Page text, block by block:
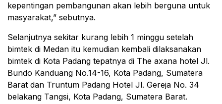
kepentingan pembangunan akan lebih berguna untuk
masyarakat,” sebutnya.
Selanjutnya sekitar kurang lebih 1 minggu setelah
bimtek di Medan itu kemudian kembali dilaksanakan
bimtek di Kota Padang tepatnya di The axana hotel Jl.
Bundo Kanduang No.14-16, Kota Padang, Sumatera
Barat dan Truntum Padang Hotel Jl. Gereja No. 34
belakang Tangsi, Kota Padang, Sumatera Barat.